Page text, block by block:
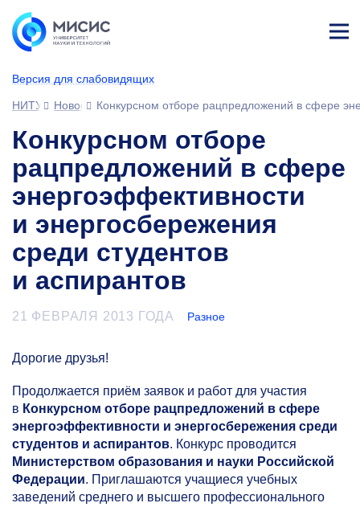
Версия для слабовидящих
ине
НИТУ МИСИС
НовостиКонкурсном отборе рацпредложений в сфере
Конкурсном отборе
рацпредложений в сфере
энергоэффективности
и энергосбережения
среди студентов
и аспирантов
21 ФЕВРАЛЯ 2013 ГОДА Разное
Дорогие друзья!
Продолжается приём заявок и работ для участия
в Конкурсном отборе рацпредложений в сфере
энергоэффективности и энергосбережения среди
студентов и аспирантов. Конкурс проводится
Министерством образования и науки Российской
Федерации. Приглашаются учащиеся учебных
заведений среднего и высшего профессионального